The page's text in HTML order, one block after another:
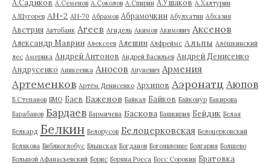
А.Садиков А.Семенов А.Соколов А.Спирин А.Ушаков А.Халтурин
А.Щугорев АН-2 АН-70 Абрамов Абрамочкин Абулхатин Абхазия
Австрия Автобанк Агеев Агидель Акимов Акимович Аксенов
Александр Маврин Алексеев Алешин Алфреймс Альпы Алёшкинский
лес Америка Андрей Антонов Андрей Васильев Андрей Денисенко
Андрусенко Аникеевка Аносов Апуневич Армения
Артеменков Артём Денисенко Архипов Аэронатц Аюпов
Б.Степанов БМО Баев Баженов Байкал Байков Байконур Бакирова
Барабанов Бардаев Бармичева Баскова Башкирия Бейдик Белая
Белкард Белкин Белорусов Белоцерковская Белоцерковский
Белякова Библиоглобус Блынская Богданов Богоявление Болгария Болшево
Большой Афанасьевский Борис Боряна Росса Босс Сорокин Братовка